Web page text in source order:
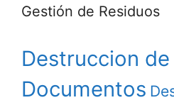
Gestión de Residuos
Destruccion de
Documentos